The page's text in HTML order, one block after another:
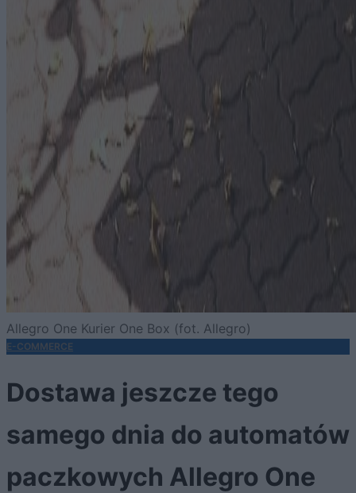
Allegro One Kurier One Box (fot. Allegro)
E-COMMERCE
Dostawa jeszcze tego
samego dnia do automatów
paczkowych Allegro One